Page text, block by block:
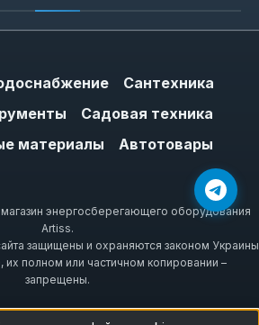
Сантехника
Садовая техника
материалы
Автотовары
энергосберегающего оборудования
Artiss.
защищены и охраняются законом Украины
их полном или частичном копировании –
запрещены.